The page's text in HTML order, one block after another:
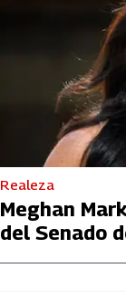
Realeza
Meghan
del Senado